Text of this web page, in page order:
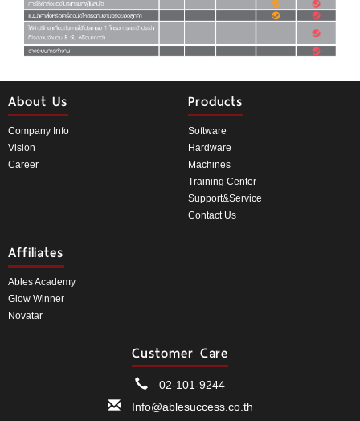
About Us
Company Info
Vision
Career
Products
Software
Hardware
Machines
Training Center
Support&Service
Contact Us
Affiliates
Ables Academy
Glow Winner
Novatar
Customer Care
02-101-9244
Info@ablesuccess.co.th